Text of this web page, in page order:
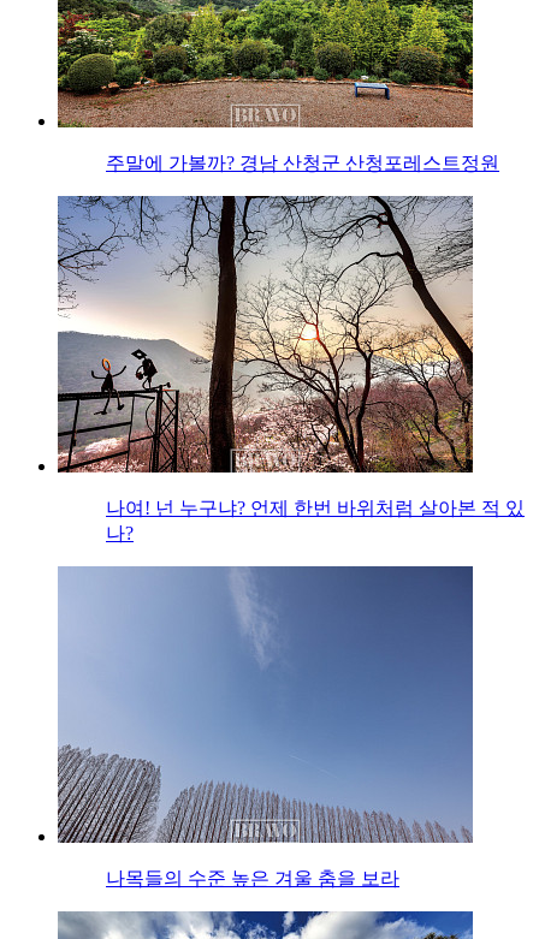
주말에 가볼까? 경남 산청군 산청포레스트정원
나여! 넌 누구냐? 언제 한번 바위처럼 살아본 적 있
나?
나목들의 수준 높은 겨울 춤을 보라